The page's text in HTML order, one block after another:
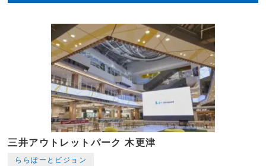
三井アウトレットパーク 木更津
ららぽーとビジョン